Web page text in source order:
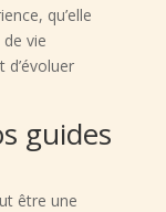
qu’elle
vie
guides
être une